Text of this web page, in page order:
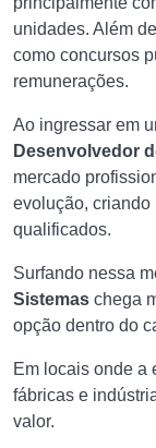
unidades. Além
como concursos
remunerações.
Ao ingressar em
Desenvolvedor
mercado
evolução,
qualificados.
Surfando nessa
Sistemas chega
opção dentro do
Em locais onde a
fábricas e
valor.